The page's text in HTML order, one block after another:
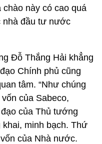
này có cao quá
nhà đầu tư nước
Đỗ Thắng Hải khẳng
Chính phủ cũng
tâm. “Như chúng
của Sabeco,
của Thủ tướng
minh bạch. Thứ
của Nhà nước.